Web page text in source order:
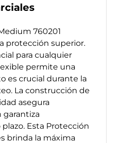
760201
protección superior.
para cualquier
permite una
es crucial durante la
La construcción de
asegura
garantiza
Esta Protección
brinda la máxima